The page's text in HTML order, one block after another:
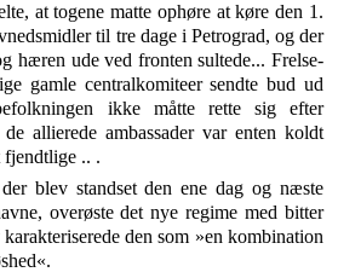
at toge­ne matte ophøre at køre den 1.
til tre dage i Petrograd, og der
hæren ude ved fronten sultede... Frelse-
gamle centralkomi­teer sendte bud ud
ikke måtte rette sig efter
allierede ambassader var enten koldt
.. .
blev standset den ene dag og næste
overøste det nye re­gime med bitter
den som »en kombination